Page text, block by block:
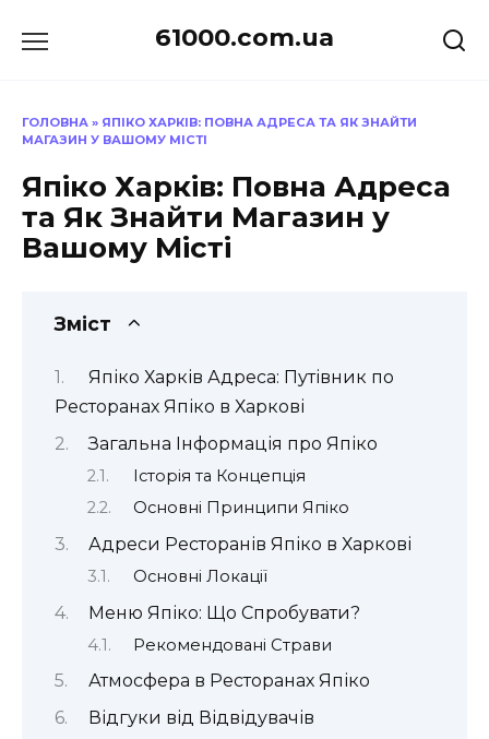
до
61000.com.ua
ГОЛОВНА » ЯПІКО ХАРКІВ: ПОВНА АДРЕСА ТА ЯК ЗНАЙТИ
МАГАЗИН У ВАШОМУ МІСТІ
Япіко Харків: Повна Адреса
та Як Знайти Магазин у
Вашому Місті
Зміст
Япіко Харків Адреса: Путівник по
Ресторанах Япіко в Харкові
Загальна Інформація про Япіко
Історія та Концепція
Основні Принципи Япіко
Адреси Ресторанів Япіко в Харкові
Основні Локації
Меню Япіко: Що Спробувати?
Рекомендовані Страви
Атмосфера в Ресторанах Япіко
Відгуки від Відвідувачів